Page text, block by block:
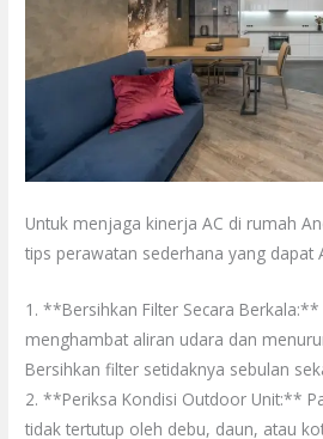
Untuk menjaga kinerja AC di rumah
tips perawatan sederhana yang dapat
1. **Bersihkan Filter Secara
menghambat aliran udara dan
Bersihkan filter setidaknya sebulan
2. **Periksa Kondisi Outdoor Unit:**
tidak tertutup oleh debu, daun, atau